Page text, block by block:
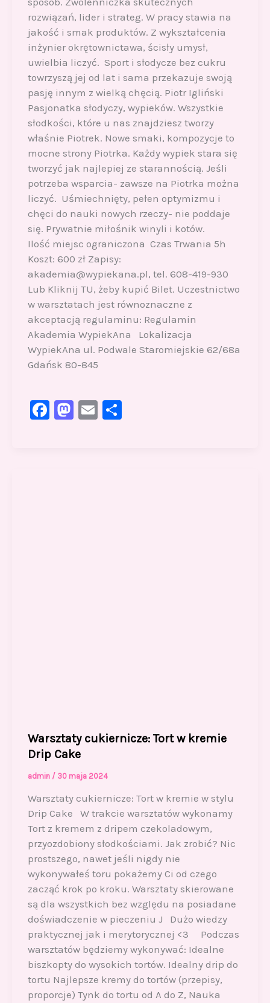
rozwiązań, lider i strateg. W pracy stawia na
jakość i smak produktów. Z wykształcenia
inżynier okrętownictawa, ścisły umysł,
uwielbia liczyć. Sport i słodycze bez cukru
towrzyszą jej od lat i sama przekazuje swoją
pasję innym z wielką chęcią. Piotr Igliński
Pasjonatka słodyczy, wypieków. Wszystkie
słodkości, które u nas znajdziesz tworzy
właśnie Piotrek. Nowe smaki, kompozycje to
mocne strony Piotrka. Każdy wypiek stara się
tworzyć jak najlepiej ze starannością. Jeśli
potrzeba wsparcia- zawsze na Piotrka można
liczyć. Uśmiechnięty, pełen optymizmu i
chęci do nauki nowych rzeczy- nie poddaje
się. Prywatnie miłośnik winyli i kotów.
Ilość miejsc ograniczona Czas Trwania 5h
Koszt: 600 zł Zapisy:
akademia@wypiekana.pl, tel. 608-419-930
Lub Kliknij TU, żeby kupić Bilet. Uczestnictwo
w warsztatach jest równoznaczne z
akceptacją regulaminu: Regulamin
Akademia WypiekAna Lokalizacja
WypiekAna ul. Podwale Staromiejskie 62/68a
Gdańsk 80-845
F
M E S
Warsztaty cukiernicze: Tort w kremie
Drip Cake
admin / 30 maja 2024
Warsztaty cukiernicze: Tort w kremie w stylu
Drip Cake W trakcie warsztatów wykonamy
Tort z kremem z dripem czekoladowym,
przyozdobiony słodkościami. Jak zrobić? Nic
prostszego, nawet jeśli nigdy nie
wykonywałeś toru pokażemy Ci od czego
zacząć krok po kroku. Warsztaty skierowane
są dla wszystkich bez względu na posiadane
doświadczenie w pieczeniu J Dużo wiedzy
praktycznej jak i merytorycznej <3 Podczas
warsztatów będziemy wykonywać: Idealne
biszkopty do wysokich tortów. Idealny drip do
tortu Najlepsze kremy do tortów (przepisy,
proporcje) Tynk do tortu od A do Z, Nauka